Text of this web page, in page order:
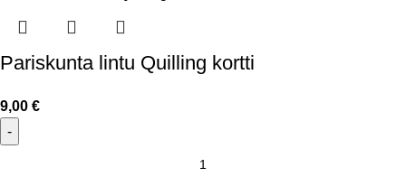
Pariskunta lintu Quilling kortti
9,00 €